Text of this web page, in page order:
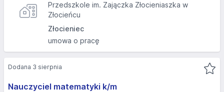
Przedszkole im. Zajączka Złocieniaszka w
Złocieńcu
Złocieniec
umowa o pracę
Nauczyciel matematyki k/m
Dodana 3 sierpnia